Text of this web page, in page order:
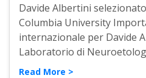
Davide Albertini
Columbia University
internazionale per Davide
Laboratorio di
Read More >